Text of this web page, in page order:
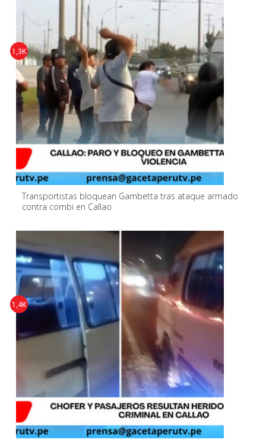
Transportistas bloquean Gambetta tras ataque armado
contra combi en Callao
1,3K
1,4K